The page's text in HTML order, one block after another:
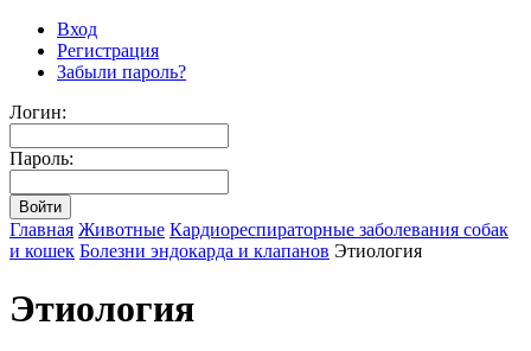
Вход
Регистрация
Забыли пароль?
Логин:
Пароль:
Главная Животные Кардиореспираторные заболевания собак
и кошек Болезни эндокарда и клапанов Этиология
Этиология